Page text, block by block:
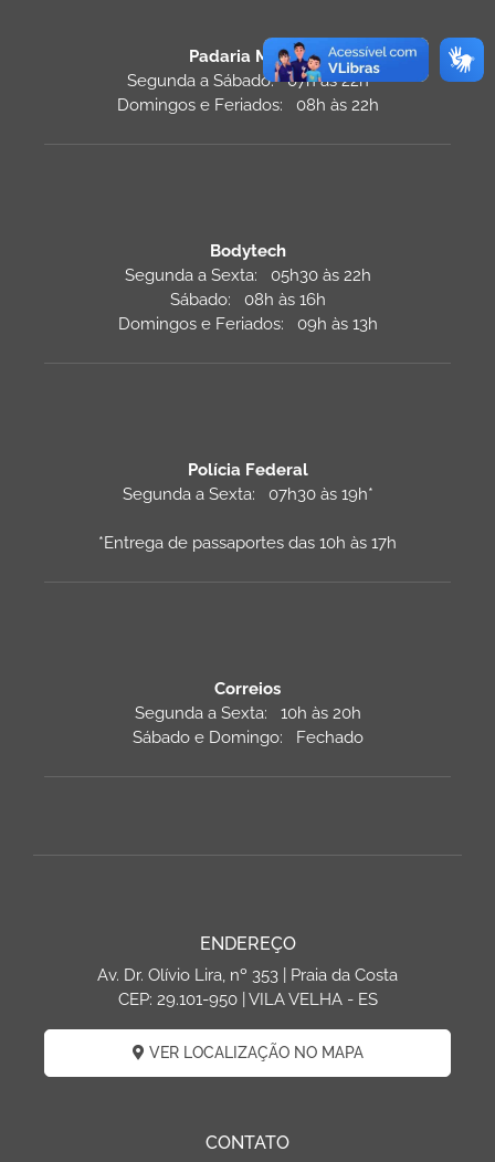
Padaria Monza
Segunda a Sábado: 07h às 22h
Domingos e Feriados: 08h às 22h
Bodytech
Segunda a Sexta: 05h30 às 22h
Sábado: 08h às 16h
Domingos e Feriados: 09h às 13h
Polícia Federal
Segunda a Sexta: 07h30 às 19h*
*Entrega de passaportes das 10h às 17h
Correios
Segunda a Sexta: 10h às 20h
Sábado e Domingo: Fechado
ENDEREÇO
Av. Dr. Olívio Lira, nº 353 | Praia da Costa
CEP: 29.101-950 | VILA VELHA - ES
VER LOCALIZAÇÃO NO MAPA
CONTATO